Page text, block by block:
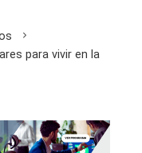
para vivir en la